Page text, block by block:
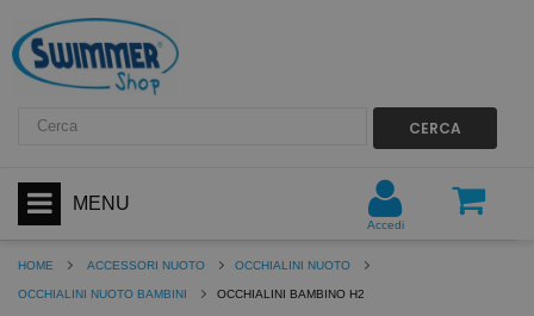
CERCA
MENU
Accedi
HOME ACCESSORI NUOTO OCCHIALINI NUOTO
OCCHIALINI NUOTO BAMBINI OCCHIALINI BAMBINO H2